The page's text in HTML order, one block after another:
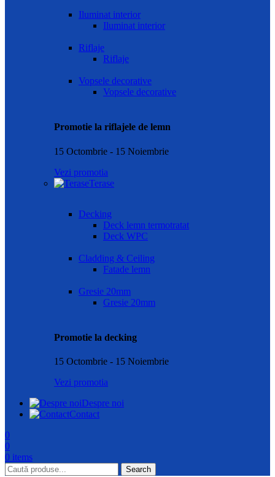
Iluminat interior
Iluminat interior
Riflaje
Riflaje
Vopsele decorative
Vopsele decorative
Promotie la riflajele de lemn
15 Octombrie - 15 Noiembrie
Vezi promotia
Terase
Decking
Deck lemn termotratat
Deck WPC
Cladding & Ceiling
Fatade lemn
Gresie 20mm
Gresie 20mm
Promotie la decking
15 Octombrie - 15 Noiembrie
Vezi promotia
Despre noi
Contact
0
0
0 items
Search